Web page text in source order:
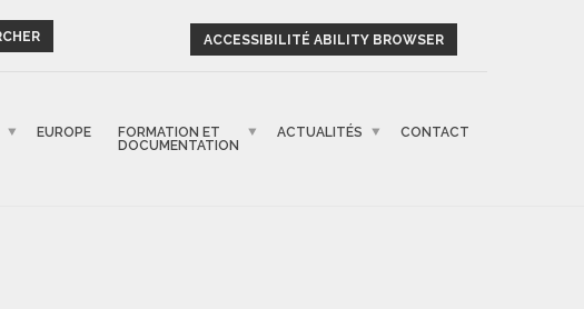
ACCESSIBILITÉ ABILITY BROWSER
EUROPE
FORMATION ET
DOCUMENTATION
ACTUALITÉS CONTACT